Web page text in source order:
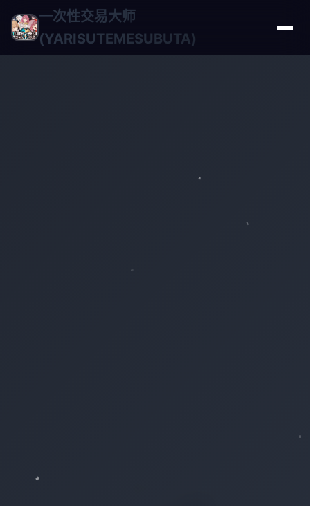
一次性交易大师
(YARISUTEMESUBUTA)